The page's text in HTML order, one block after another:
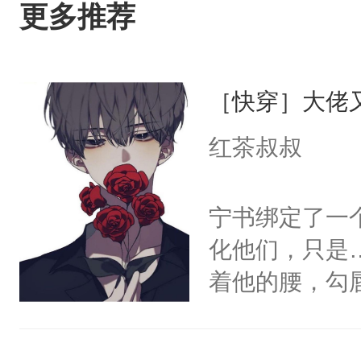
更多推荐
［快穿］大
红茶叔叔
宁书绑定了一
化他们，只是
着他的腰，勾